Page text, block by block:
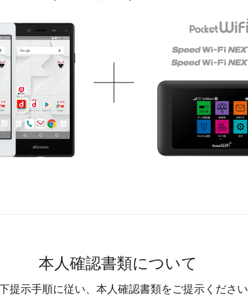
本人確認書類について
提示手順に従い、本人確認書類をご提示ください